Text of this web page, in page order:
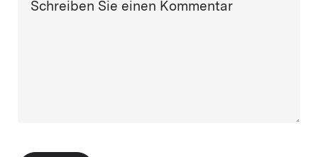
Schreiben Sie einen Kommentar